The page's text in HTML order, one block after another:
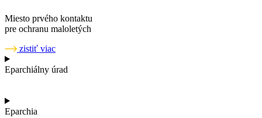
Miesto prvého kontaktu
pre ochranu maloletých
zistiť viac
Eparchiálny úrad
Eparchia